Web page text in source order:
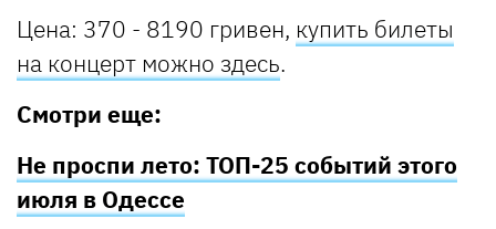
Цена: 370 - 8190 гривен, купить билеты
на концерт можно здесь.
Смотри еще:
Не проспи лето: ТОП-25 событий этого
июля в Одессе